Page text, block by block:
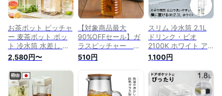
洗いやすい 冷茶ポッ
ト 冷水 キッチン用
品 水 便利
ト 麦茶 冷蔵庫 お茶
洗いやすい 冷茶 シ
ンプル
お茶ポット ウォータ
ーボトル 保冷 水出
し 麦茶 容器
お茶ポット ピッチャ
ー 麦茶ポット ポッ
ト 冷水筒 水差し 横
置き お茶 耐熱 おし
ゃれ 洗いやすい 麦
茶 ウォータージャグ
水 冷水ポット 冷蔵
庫 ウォーターポット
2,580円〜
【対象商品最大
90%OFFセール】ガ
ラスピッチャー
1L 冷蔵庫用 水差し
麦茶ポット 冷水ポッ
ト ウォータージャグ
ピッチャー ジャグ
ポット 麦茶入れ 水
510円
スリム 冷水筒 2.1L
ドリンク・ビオ
2100K ホワイト ア
スベル 日本製 | 横置
き ポット 縦置き ピ
ッチャー ボトル 冷
蔵庫 水出し スリム
ジャグ 広口 耐熱 水
1,100円